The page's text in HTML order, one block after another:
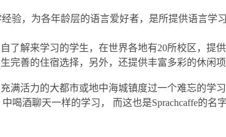
经验，为各年龄层的语言爱好者，是所提供语言
了解来学习的学生，在世界各地有20所校区，提
善的住宿选择，另外，还提供丰富多彩的休闲
活力的大都市或地中海城镇度过一个难忘的学
喝酒聊天一样的学习， 而这也是Sprachcaffe的名